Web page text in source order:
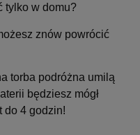
tylko w domu?
znów powrócić
torba podróżna umilą
będziesz mógł
do 4 godzin!